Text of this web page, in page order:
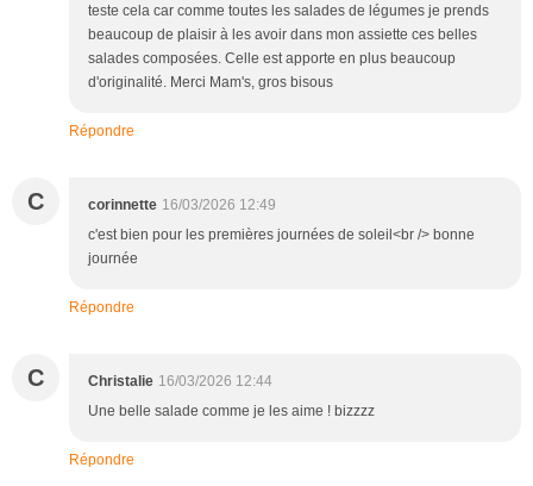
teste cela car comme toutes les salades de légumes je prends
beaucoup de plaisir à les avoir dans mon assiette ces belles
salades composées. Celle est apporte en plus beaucoup
d'originalité. Merci Mam's, gros bisous
Répondre
C corinnette 16/03/2026 12:49
c'est bien pour les premières journées de soleil<br /> bonne
journée
Répondre
C Christalie 16/03/2026 12:44
Une belle salade comme je les aime ! bizzzz
Répondre